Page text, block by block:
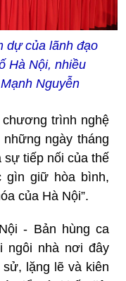
dự của lãnh đạo
Hà Nội, nhiều
Nguyễn
trình nghệ
ngày tháng
sự tiếp nối của thế
gìn giữ hòa bình,
của Hà Nội”.
- Bản hùng ca
ngôi nhà nơi đây
lặng lẽ và kiên